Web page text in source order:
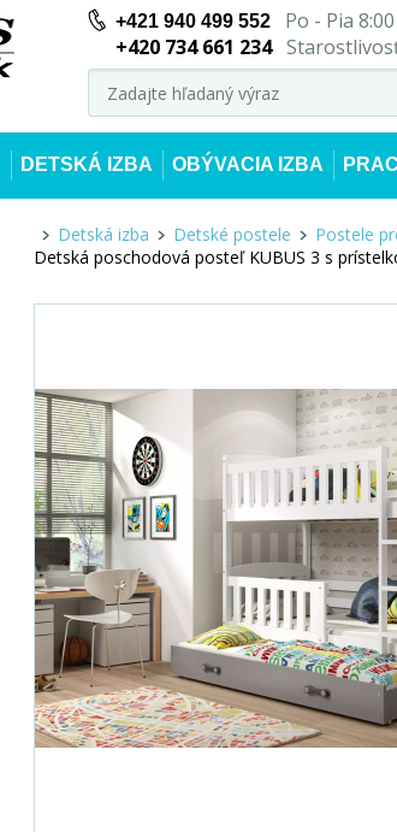
+421 940 499 552
Po - Pia
+420 734 661 234
DETSKÁ IZBA OBÝVACIA IZBA
Detská izba Detské postele
Postele
Detská poschodová posteľ KUBUS 3 s